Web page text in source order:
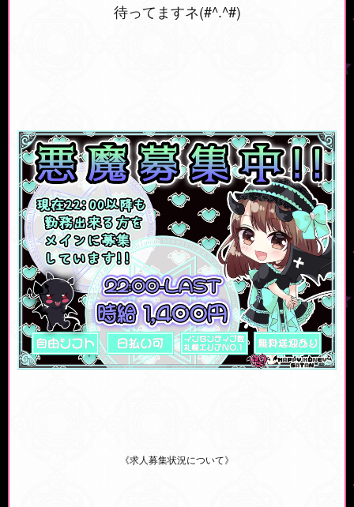
待ってますネ(#^.^#)
《求人募集状況について》